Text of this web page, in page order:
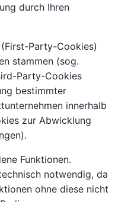
durch Ihren
Party-Cookies)
stammen (sog.
Party-Cookies
bestimmter
innerhalb
zur Abwicklung
Funktionen.
notwendig, da
ohne diese nicht